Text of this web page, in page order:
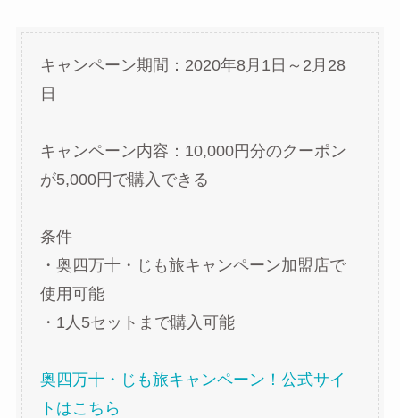
キャンペーン期間：2020年8月1日～2月28
日
キャンペーン内容：10,000円分のクーポン
が5,000円で購入できる
条件
・奥四万十・じも旅キャンペーン加盟店で
使用可能
・1人5セットまで購入可能
奥四万十・じも旅キャンペーン！公式サイ
トはこちら